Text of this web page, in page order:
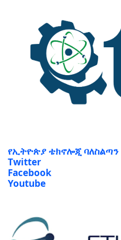
የኢትዮጵያ ቴክኖሎጂ ባለስልጣን
Twitter
Facebook
Youtube